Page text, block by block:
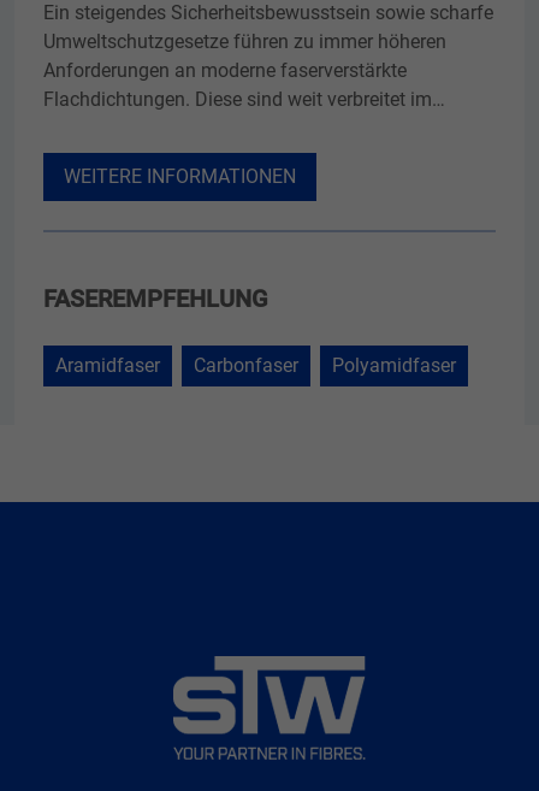
Ein steigendes Sicherheitsbewusstsein sowie scharfe
Umweltschutzgesetze führen zu immer höheren
Anforderungen an moderne faserverstärkte
Flachdichtungen. Diese sind weit verbreitet im…
WEITERE INFORMATIONEN
FASEREMPFEHLUNG
Aramidfaser Carbonfaser Polyamidfaser